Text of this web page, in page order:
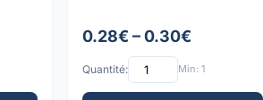
0.28€ – 0.30€
Quantité: Min: 1